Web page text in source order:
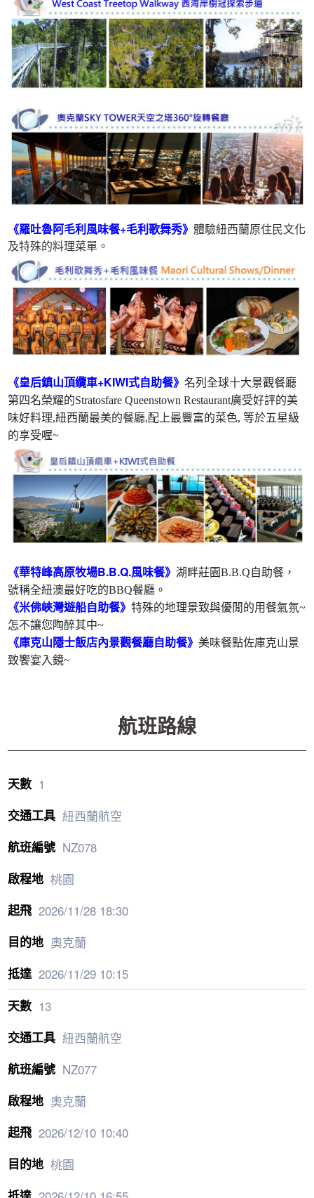
《羅吐魯阿毛利風味餐+毛利歌舞秀》體驗紐西蘭原住民文化
及特殊的料理菜單。
《皇后鎮山頂纜車+KIWI式自助餐》名列全球十大景觀餐廳
第四名榮耀的Stratosfare Queenstown Restaurant廣受好評的美
味好料理,紐西蘭最美的餐廳,配上最豐富的菜色, 等於五星級
的享受喔~
《華特峰高原牧場B.B.Q.風味餐》湖畔莊園B.B.Q自助餐，
號稱全紐澳最好吃的BBQ餐廳。
《米佛峽灣遊船自助餐》特殊的地理景致與優閒的用餐氣氛~
怎不讓您陶醉其中~
《庫克山隱士飯店內景觀餐廳自助餐》美味餐點佐庫克山景
致饗宴入鏡~
1
紐西蘭航空
NZ078
桃園
2026/11/28 18:30
奧克蘭
2026/11/29 10:15
13
紐西蘭航空
NZ077
奧克蘭
2026/12/10 10:40
桃園